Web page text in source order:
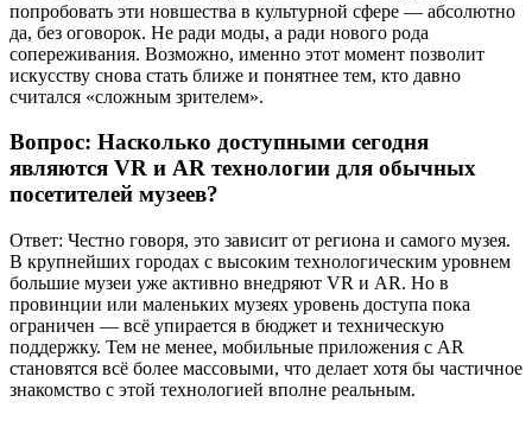
попробовать эти новшества в культурной сфере — абсолютно
да, без оговорок. Не ради моды, а ради нового рода
сопереживания. Возможно, именно этот момент позволит
искусству снова стать ближе и понятнее тем, кто давно
считался «сложным зрителем».
Вопрос: Насколько доступными сегодня
являются VR и AR технологии для обычных
посетителей музеев?
Ответ: Честно говоря, это зависит от региона и самого музея.
В крупнейших городах с высоким технологическим уровнем
большие музеи уже активно внедряют VR и AR. Но в
провинции или маленьких музеях уровень доступа пока
ограничен — всё упирается в бюджет и техническую
поддержку. Тем не менее, мобильные приложения с AR
становятся всё более массовыми, что делает хотя бы частичное
знакомство с этой технологией вполне реальным.